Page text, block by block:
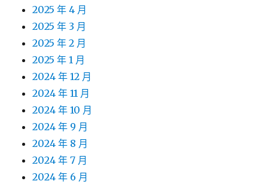
2025 年 4 月
2025 年 3 月
2025 年 2 月
2025 年 1 月
2024 年 12 月
2024 年 11 月
2024 年 10 月
2024 年 9 月
2024 年 8 月
2024 年 7 月
2024 年 6 月